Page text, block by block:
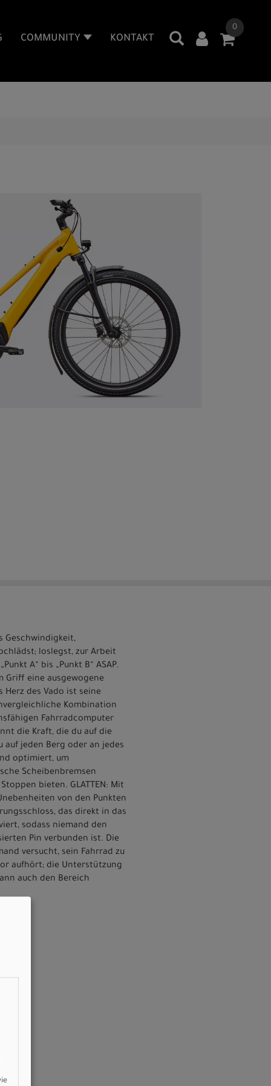
0
COMMUNITY KONTAKT
Geschwindigkeit,
loslegst, zur Arbeit
A“ bis „Punkt B“ ASAP.
Griff eine ausgewogene
des Vado ist seine
Kombination
Fahrradcomputer
die Kraft, die du auf die
auf jeden Berg oder an jedes
optimiert, um
Scheibenbremsen
bieten. GLATTEN: Mit
von den Punkten
das direkt in das
sodass niemand den
Pin verbunden ist. Die
versucht, sein Fahrrad zu
aufhört; die Unterstützung
auch den Bereich